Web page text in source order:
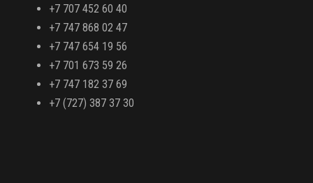
+7 707 452 60 40
+7 747 868 02 47
+7 747 654 19 56
+7 701 673 59 26
+7 747 182 37 69
+7 (727) 387 37 30